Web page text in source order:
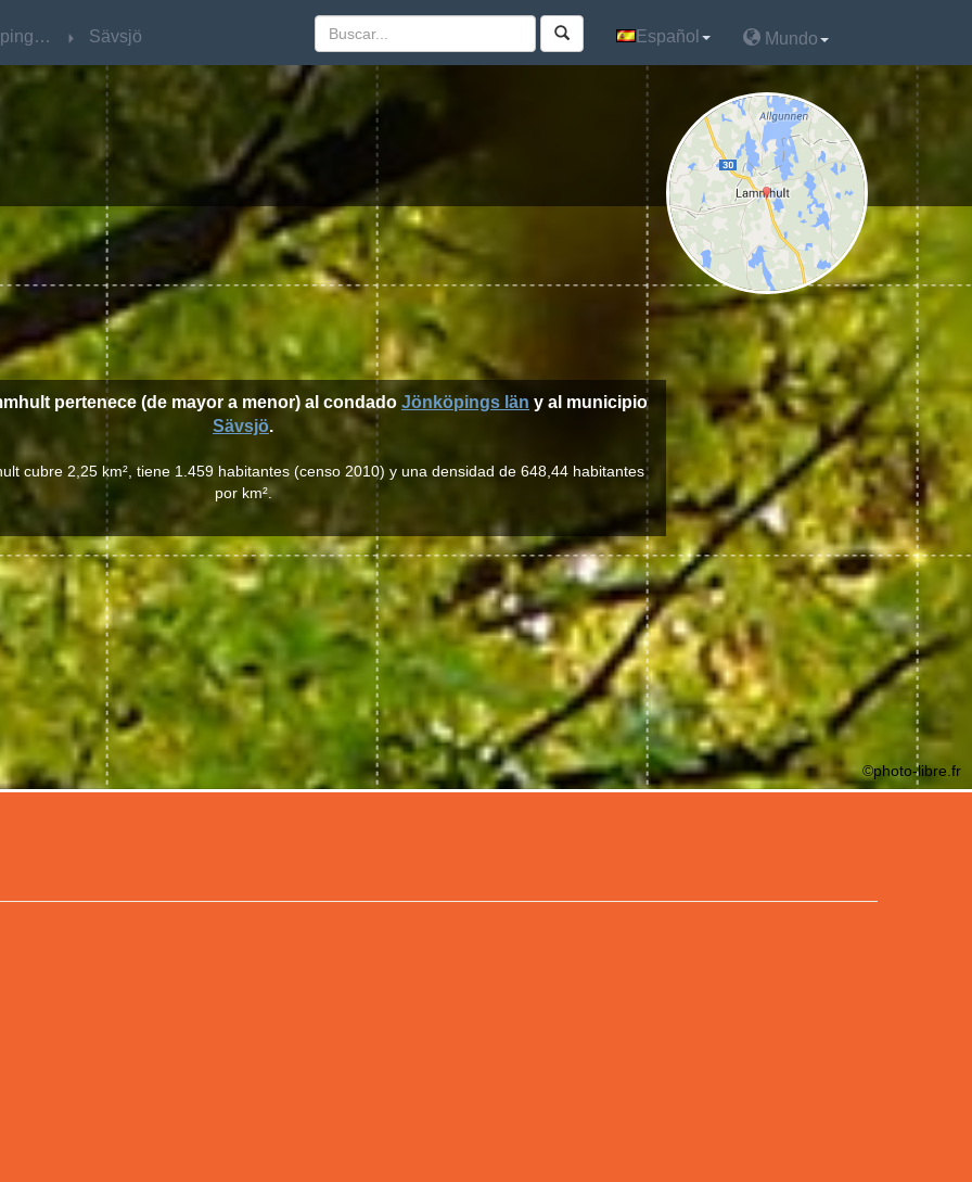
Jönköpings län Sävsjö Español Mundo
pertenece (de mayor a menor) al condado Jönköpings län y al municipio
Sävsjö.
cubre 2,25 km², tiene 1.459 habitantes (censo 2010) y una densidad de 648,44 habitantes
por km².
©photo-libre.fr
Jönköpings län Sävsjö Español Mundo